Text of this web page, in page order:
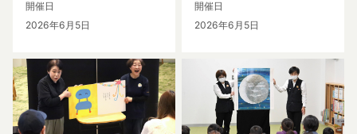
開催日
2026年6月5日
開催日
2026年6月5日